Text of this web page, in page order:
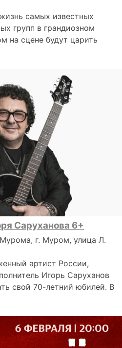
самых известных
групп в грандиозном
на сцене будут царить
Саруханова 6+
г. Муром, улица Л.
артист России,
Игорь Саруханов
свой 70-летний юбилей. В